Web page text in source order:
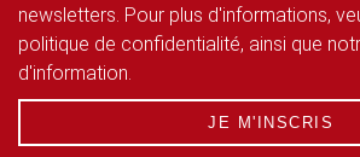
newsletters. Pour plus d'informations,
politique de confidentialité, ainsi que
d'information.
JE M'INSCRIS